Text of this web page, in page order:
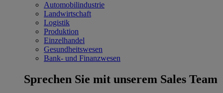
Automobilindustrie
Landwirtschaft
Logistik
Produktion
Einzelhandel
Gesundheitswesen
Bank- und Finanzwesen
Sprechen Sie mit unserem Sales Team